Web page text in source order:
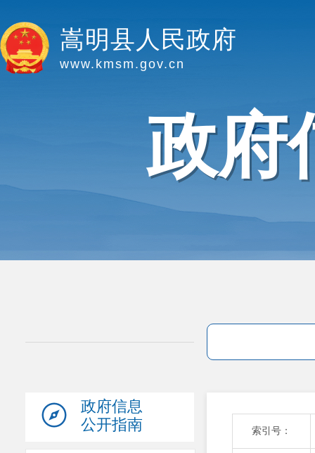
嵩明县人民政府
www.kmsm.gov.cn
政府
政府信息
公开指南
索引号：